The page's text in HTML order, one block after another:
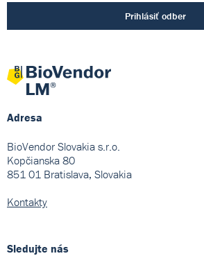
Prihlásiť odber
Adresa
BioVendor Slovakia s.r.o.
Kopčianska 80
851 01 Bratislava, Slovakia
Kontakty
Sledujte nás